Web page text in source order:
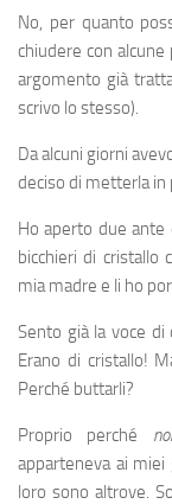
No, per quanto
chiudere con
argomento già
scrivo lo stesso).
Da alcuni giorni
deciso di metterla in
Ho aperto due
bicchieri di cristallo
mia madre e li ho
Sento già la voce di
Erano di cristallo!
Perché buttarli?
Proprio perché
apparteneva ai
loro sono altrove.